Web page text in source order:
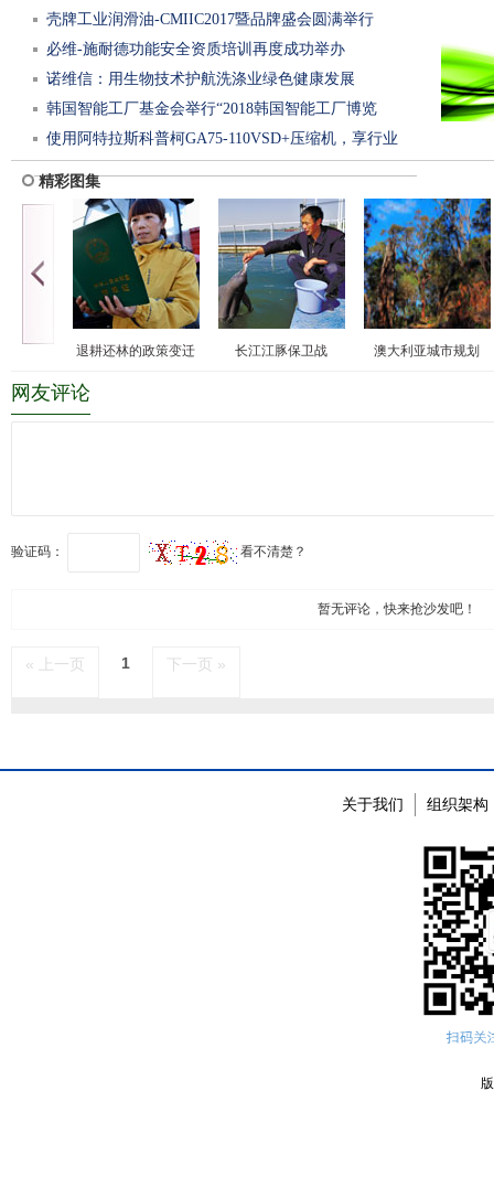
壳牌工业润滑油-CMIIC2017暨品牌盛会圆满举行
必维-施耐德功能安全资质培训再度成功举办
诺维信：用生物技术护航洗涤业绿色健康发展
韩国智能工厂基金会举行“2018韩国智能工厂博览
会”初步
使用阿特拉斯科普柯GA75-110VSD+压缩机，享行业
精彩图集
退耕还林的政策变迁 长江江豚保卫战 澳大利亚城市规划
网友评论
验证码： 看不清楚？
暂无评论，快来抢沙发吧！
« 上一页 1 下一页 »
关于我们 组织架构